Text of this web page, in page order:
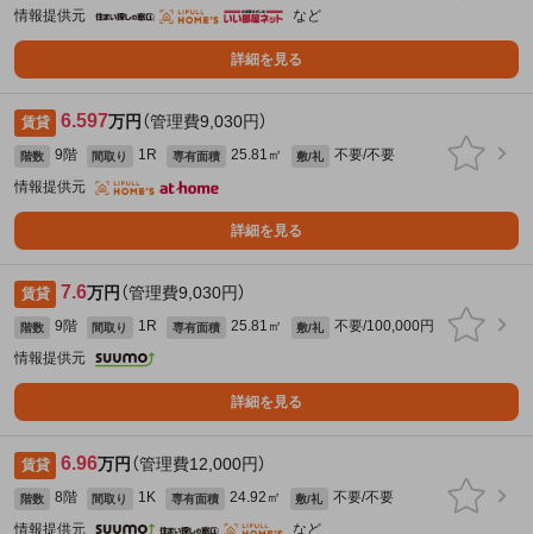
情報提供元
など
詳細を見る
賃貸 6.597万円 （管理費9,030円）
階数 9階 間取り 1R 専有面積 25.81㎡ 敷/礼
不要/不要
情報提供元
詳細を見る
賃貸 7.6万円 （管理費9,030円）
階数 9階 間取り 1R 専有面積 25.81㎡ 敷/礼
不要/100,000円
情報提供元
詳細を見る
賃貸 6.96万円 （管理費12,000円）
階数 8階 間取り 1K 専有面積 24.92㎡ 敷/礼
不要/不要
情報提供元
など